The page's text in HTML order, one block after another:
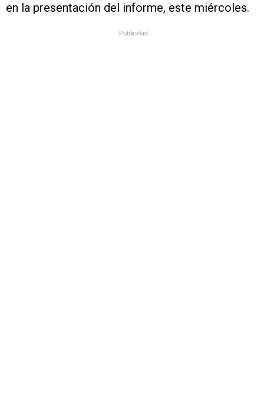
en la presentación del informe, este miércoles.
Publicidad